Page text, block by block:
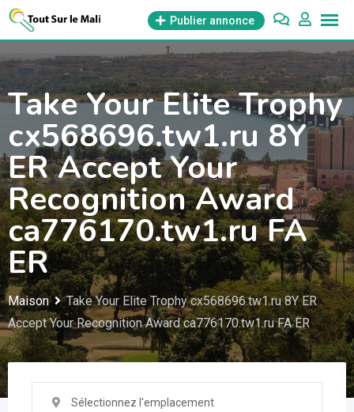
Aller
contenu
Publier annonce
Take Your Elite Trophy
cx568696.tw1.ru 8Y
ER Accept Your
Recognition Award
ca776170.tw1.ru FA
ER
Maison
Take Your Elite Trophy cx568696.tw1.ru 8Y ER
Accept Your Recognition Award ca776170.tw1.ru FA ER
Sélectionnez l'emplacement